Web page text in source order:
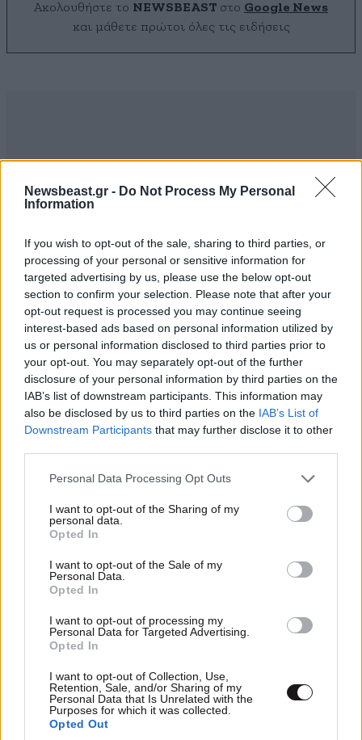
Newsbeast.gr - Do Not Process My Personal
Information
If you wish to opt-out of the sale, sharing to third parties, or
processing of your personal or sensitive information for
targeted advertising by us, please use the below opt-out
section to confirm your selection. Please note that after your
opt-out request is processed you may continue seeing
interest-based ads based on personal information utilized by
us or personal information disclosed to third parties prior to
your opt-out. You may separately opt-out of the further
disclosure of your personal information by third parties on the
IAB’s list of downstream participants. This information may
also be disclosed by us to third parties on the IAB’s List of
Downstream Participants that may further disclose it to other
Please note that this website/app uses one or more Google
not limited to your visit or usage behaviour. You may click to
grant or deny consent to Google and its third-party tags to
use your data for below specified purposes in below Google
consent section.
Personal Data Processing Opt Outs
I want to opt-out of the Sharing of my
personal data.
Opted In
I want to opt-out of the Sale of my
Personal Data.
Opted In
I want to opt-out of processing my
Personal Data for Targeted Advertising.
Opted In
I want to opt-out of Collection, Use,
Retention, Sale, and/or Sharing of my
Personal Data that Is Unrelated with the
Purposes for which it was collected.
Opted Out
Ακολουθήστε το NEWSBEAST στο Google News
και μάθετε πρώτοι όλες τις ειδήσεις
0 ΣΧΌΛΙΑ ΑΝΑΓΝΩΣΤΏΝ
ΠΡΟΣΘΕΣΤΕ ΤΟ ΣΧΟΛΙΟ ΣΑΣ
Xαρακτήρες: 0/1000
Διαβάστε και ακολουθήστε τους κανόνες σχολιασμού